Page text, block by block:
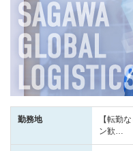
勤務地
【転勤
ン歓…